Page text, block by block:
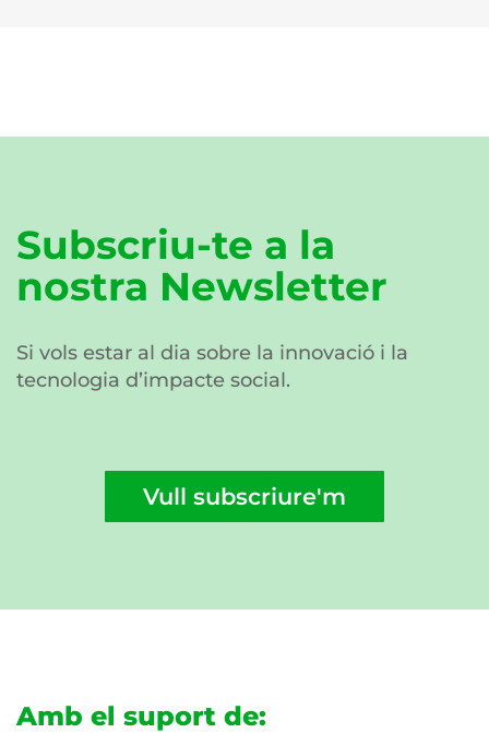
Subscriu-te a la
nostra Newsletter
Si vols estar al dia sobre la innovació i la
tecnologia d’impacte social.
Vull subscriure'm
Amb el suport de: